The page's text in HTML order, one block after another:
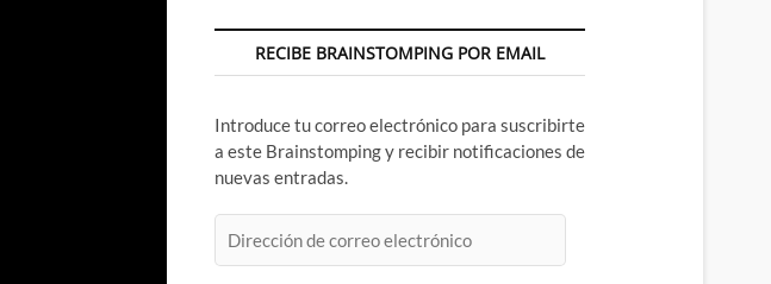
RECIBE BRAINSTOMPING POR EMAIL
Introduce tu correo electrónico para suscribirte
a este Brainstomping y recibir notificaciones de
nuevas entradas.
de